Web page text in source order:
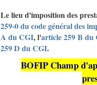
Le lieu d'imposition des
259-0 du code général des
A du CGI, l'article 259 B du
259 D du CGI.
BOFIP Champ